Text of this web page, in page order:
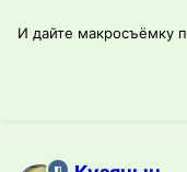
И дайте макросъёмку